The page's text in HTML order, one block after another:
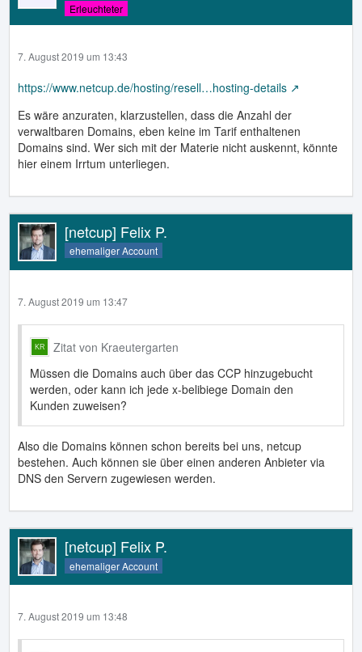
Erleuchteter
7. August 2019 um 13:43
https://www.netcup.de/hosting/resell…hosting-details
Es wäre anzuraten, klarzustellen, dass die Anzahl der
verwaltbaren Domains, eben keine im Tarif enthaltenen
Domains sind. Wer sich mit der Materie nicht auskennt, könnte
hier einem Irrtum unterliegen.
[netcup] Felix P.
ehemaliger Account
7. August 2019 um 13:47
Zitat von Kraeutergarten
Müssen die Domains auch über das CCP hinzugebucht
werden, oder kann ich jede x-belibiege Domain den
Kunden zuweisen?
Also die Domains können schon bereits bei uns, netcup
bestehen. Auch können sie über einen anderen Anbieter via
DNS den Servern zugewiesen werden.
[netcup] Felix P.
ehemaliger Account
7. August 2019 um 13:48